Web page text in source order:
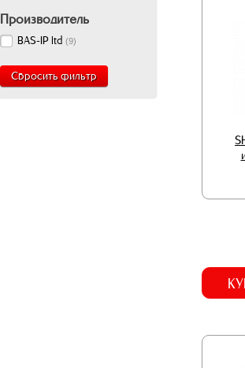
Производитель
BAS-IP ltd (9)
Сбросить фильтр